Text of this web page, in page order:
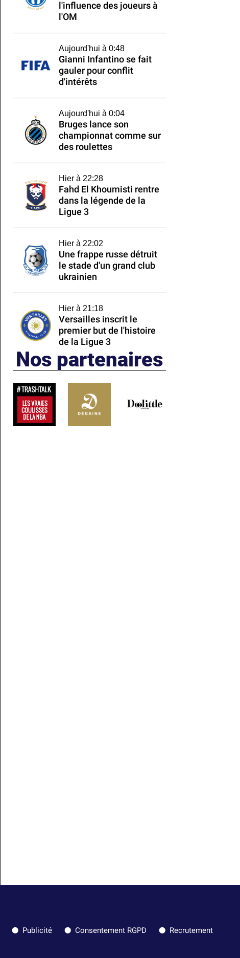
l'influence des joueurs à
l'OM
Aujourd'hui à 0:48
Gianni Infantino se fait
gauler pour conflit
d'intérêts
Aujourd'hui à 0:04
Bruges lance son
championnat comme sur
des roulettes
Hier à 22:28
Fahd El Khoumisti rentre
dans la légende de la
Ligue 3
Hier à 22:02
Une frappe russe détruit
le stade d'un grand club
ukrainien
Hier à 21:18
Versailles inscrit le
premier but de l'histoire
de la Ligue 3
Nos partenaires
Publicité Consentement RGPD Recrutement